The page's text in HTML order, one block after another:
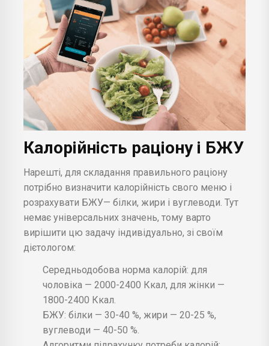
Калорійність раціону і БЖУ
Нарешті, для складання правильного раціону
потрібно визначити калорійність свого меню і
розрахувати БЖУ— білки, жири і вуглеводи. Тут
немає універсальних значень, тому варто
вирішити цю задачу індивідуально, зі своїм
дієтологом:
Середньодобова норма калорій: для
чоловіка — 2000-2400 Ккал, для жінки —
1800-2400 Ккал.
БЖУ: білки — 30-40 %, жири — 20-25 %,
вуглеводи — 40-50 %.